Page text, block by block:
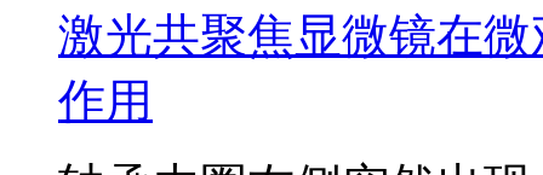
激光共聚焦显微镜在
作用